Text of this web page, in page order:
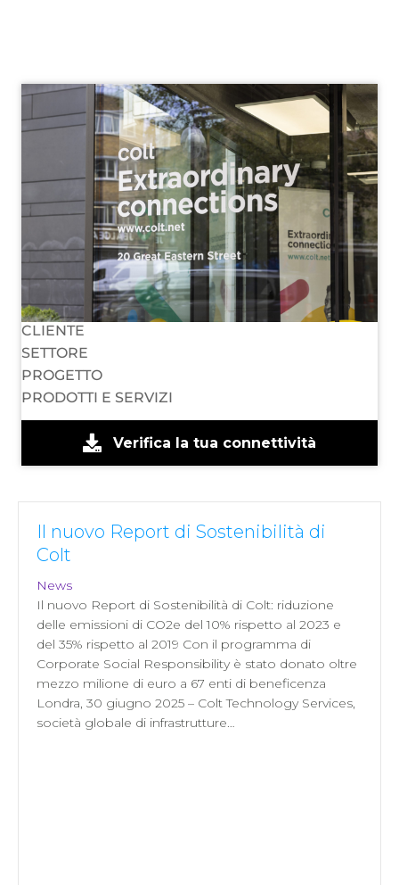
CLIENTE
SETTORE
PROGETTO
PRODOTTI E SERVIZI
Verifica la tua connettività
Il nuovo Report di Sostenibilità di
Colt
News
Il nuovo Report di Sostenibilità di Colt: riduzione
delle emissioni di CO2e del 10% rispetto al 2023 e
del 35% rispetto al 2019 Con il programma di
Corporate Social Responsibility è stato donato oltre
mezzo milione di euro a 67 enti di beneficenza
Londra, 30 giugno 2025 – Colt Technology Services,
società globale di infrastrutture…